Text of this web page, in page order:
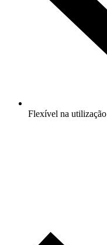
Flexível na utilização